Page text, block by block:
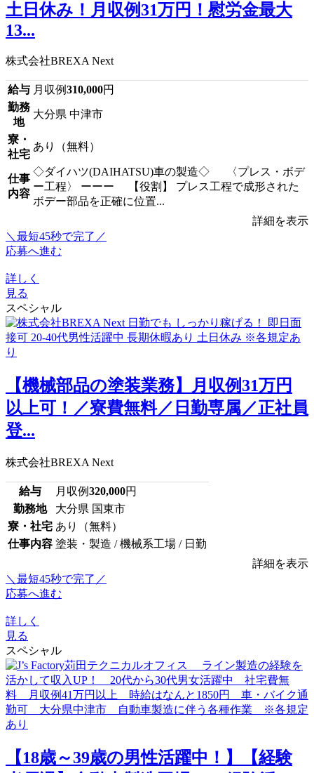
土日休み！月収例31万円！慰労金最大
13...
株式会社BREXA Next
給与 月収例310,000円
勤務
地
大分県 中津市
寮・
社宅
あり（無料）
仕事
内容
◇ダイハツ(DAIHATSU)車の製造◇ 〈プレス・ボデ
ー工程〉 ーーー 【役割】 プレス工程で成形された
ボデー部品を正確に位置...
詳細を表示
＼最短45秒で完了／
応募へ進む
詳しく
見る
スペシャル
【機械部品の塗装業務】月収例31万円
以上可！／寮費無料／日勤専属／正社員
登...
株式会社BREXA Next
給与 月収例320,000円
勤務地
大分県 国東市
寮・社宅 あり（無料）
仕事内容 塗装・製造 / 機械系工場 / 日勤
詳細を表示
＼最短45秒で完了／
応募へ進む
詳しく
見る
スペシャル
【18歳～39歳の男性活躍中！】【経験